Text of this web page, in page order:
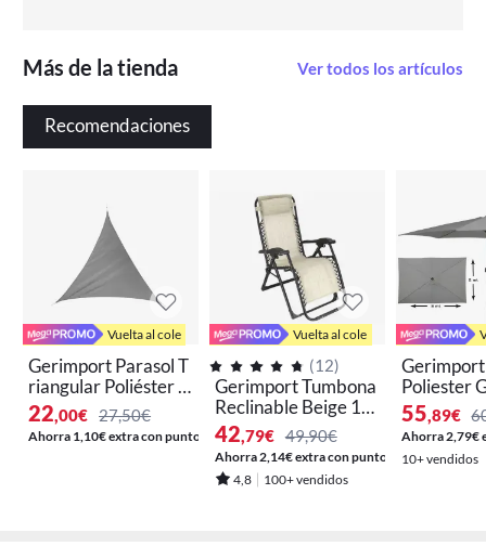
Más de la tienda Ver todos los artículos
Recomendaciones
Vuelta al cole
Gerimport Parasol T
riangular Poliéster G
ris Zeus 5 X 5 X 5 C
m - Resistente Al Sol
22,00€ 27,50€
Ahorra 1,10€ extra con puntos
Vuelta al cole
(12)
Gerimport Tumbona
Reclinable Beige 15
7x67x108cm Plega
ble Resistente Cómo
da
42,79€ 49,90€
Ahorra 2,14€ extra con puntos
4,8
100+ vendidos
Poliester
Aluminio
3 Metros
n Solar
Agua
55,89€
Ahorra 2,79€
10+ vendidos